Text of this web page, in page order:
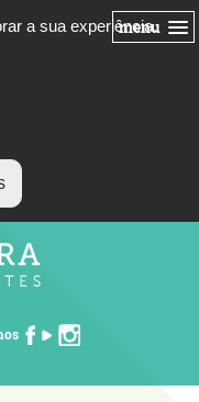
a sua experiência.
menu